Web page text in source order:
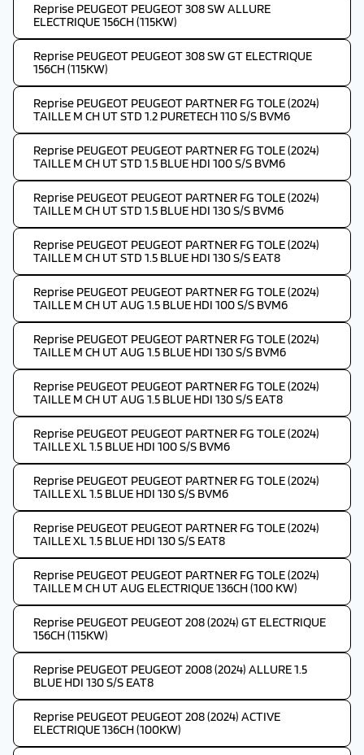
Reprise PEUGEOT PEUGEOT 308 SW ALLURE
ELECTRIQUE 156CH (115KW)
Reprise PEUGEOT PEUGEOT 308 SW GT ELECTRIQUE
156CH (115KW)
Reprise PEUGEOT PEUGEOT PARTNER FG TOLE (2024)
TAILLE M CH UT STD 1.2 PURETECH 110 S/S BVM6
Reprise PEUGEOT PEUGEOT PARTNER FG TOLE (2024)
TAILLE M CH UT STD 1.5 BLUE HDI 100 S/S BVM6
Reprise PEUGEOT PEUGEOT PARTNER FG TOLE (2024)
TAILLE M CH UT STD 1.5 BLUE HDI 130 S/S BVM6
Reprise PEUGEOT PEUGEOT PARTNER FG TOLE (2024)
TAILLE M CH UT STD 1.5 BLUE HDI 130 S/S EAT8
Reprise PEUGEOT PEUGEOT PARTNER FG TOLE (2024)
TAILLE M CH UT AUG 1.5 BLUE HDI 100 S/S BVM6
Reprise PEUGEOT PEUGEOT PARTNER FG TOLE (2024)
TAILLE M CH UT AUG 1.5 BLUE HDI 130 S/S BVM6
Reprise PEUGEOT PEUGEOT PARTNER FG TOLE (2024)
TAILLE M CH UT AUG 1.5 BLUE HDI 130 S/S EAT8
Reprise PEUGEOT PEUGEOT PARTNER FG TOLE (2024)
TAILLE XL 1.5 BLUE HDI 100 S/S BVM6
Reprise PEUGEOT PEUGEOT PARTNER FG TOLE (2024)
TAILLE XL 1.5 BLUE HDI 130 S/S BVM6
Reprise PEUGEOT PEUGEOT PARTNER FG TOLE (2024)
TAILLE XL 1.5 BLUE HDI 130 S/S EAT8
Reprise PEUGEOT PEUGEOT PARTNER FG TOLE (2024)
TAILLE M CH UT AUG ELECTRIQUE 136CH (100 KW)
Reprise PEUGEOT PEUGEOT 208 (2024) GT ELECTRIQUE
156CH (115KW)
Reprise PEUGEOT PEUGEOT 2008 (2024) ALLURE 1.5
BLUE HDI 130 S/S EAT8
Reprise PEUGEOT PEUGEOT 208 (2024) ACTIVE
ELECTRIQUE 136CH (100KW)